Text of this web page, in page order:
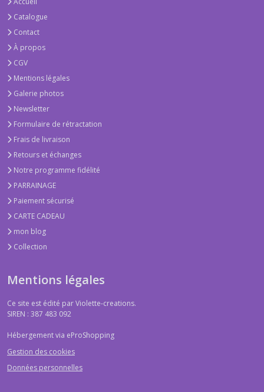
Catalogue
Contact
À propos
CGV
Mentions légales
Galerie photos
Newsletter
Formulaire de rétractation
Frais de livraison
Retours et échanges
Notre programme fidélité
PARRAINAGE
Paiement sécurisé
CARTE CADEAU
mon blog
Collection
Mentions légales
Ce site est édité par Violette-creations.
SIREN : 387 483 092
Hébergement via eProShopping
Gestion des cookies
Données personnelles